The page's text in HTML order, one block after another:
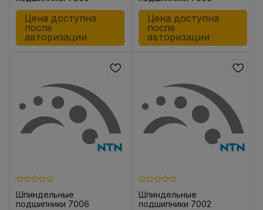
Цена доступна
после
авторизации
Цена доступна
после
авторизации
Шпиндельные
подшипники 7006
Шпиндельные
подшипники 7002